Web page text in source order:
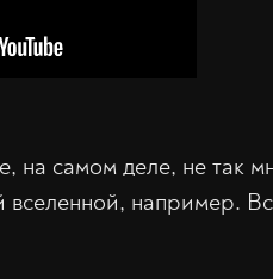
на самом деле, не так
вселенной, например.